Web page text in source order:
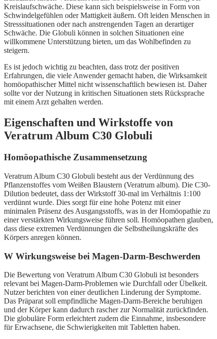
Kreislaufschwäche. Diese kann sich beispielsweise in Form von
Schwindelgefühlen oder Mattigkeit äußern. Oft leiden Menschen in
Stresssituationen oder nach anstrengenden Tagen an derartiger
Schwäche. Die Globuli können in solchen Situationen eine
willkommene Unterstützung bieten, um das Wohlbefinden zu
steigern.
Es ist jedoch wichtig zu beachten, dass trotz der positiven
Erfahrungen, die viele Anwender gemacht haben, die Wirksamkeit
homöopathischer Mittel nicht wissenschaftlich bewiesen ist. Daher
sollte vor der Nutzung in kritischen Situationen stets Rücksprache
mit einem Arzt gehalten werden.
Eigenschaften und Wirkstoffe von
Veratrum Album C30 Globuli
Homöopathische Zusammensetzung
Veratrum Album C30 Globuli besteht aus der Verdünnung des
Pflanzenstoffes vom Weißen Blaustern (Veratrum album). Die C30-
Dilution bedeutet, dass der Wirkstoff 30-mal im Verhältnis 1:100
verdünnt wurde. Dies sorgt für eine hohe Potenz mit einer
minimalen Präsenz des Ausgangsstoffs, was in der Homöopathie zu
einer verstärkten Wirkungsweise führen soll. Homöopathen glauben,
dass diese extremen Verdünnungen die Selbstheilungskräfte des
Körpers anregen können.
W Wirkungsweise bei Magen-Darm-Beschwerden
Die Bewertung von Veratrum Album C30 Globuli ist besonders
relevant bei Magen-Darm-Problemen wie Durchfall oder Übelkeit.
Nutzer berichten von einer deutlichen Linderung der Symptome.
Das Präparat soll empfindliche Magen-Darm-Bereiche beruhigen
und der Körper kann dadurch rascher zur Normalität zurückfinden.
Die globuläre Form erleichtert zudem die Einnahme, insbesondere
für Erwachsene, die Schwierigkeiten mit Tabletten haben.